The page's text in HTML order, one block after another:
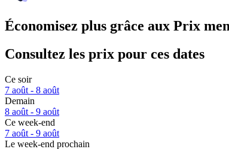
Économisez plus grâce aux Prix
Consultez les prix pour ces dates
Ce soir
7 août - 8 août
Demain
8 août - 9 août
Ce week-end
7 août - 9 août
Le week-end prochain